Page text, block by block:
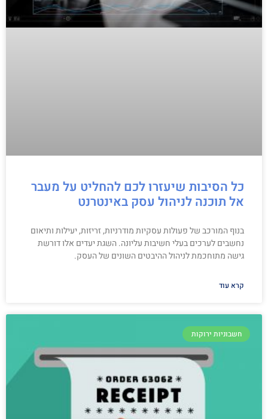
כל הסיבות שיעזרו לכם להחליט על מעבר
אל תוכנה לניהול עסק באינטרנט
בנוף המורכב של פעולות עסקיות מודרניות, זריזות, יעילות ותיאום
נחשבים לערכים בעלי חשיבות עליונה. השגת יעדים אלו דורשת
גישה מתוחכמת לניהול ההיבטים השונים של העסק.
קרא עוד
חשבוניות ירוקות